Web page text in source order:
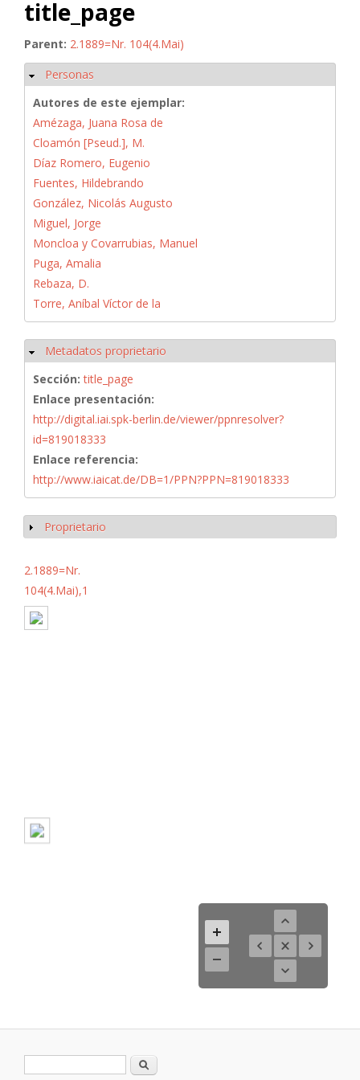
title_page
Parent: 2.1889=Nr. 104(4.Mai)
Ocultar
Personas
Autores de este ejemplar:
Amézaga, Juana Rosa de
Cloamón [Pseud.], M.
Díaz Romero, Eugenio
Fuentes, Hildebrando
González, Nicolás Augusto
Miguel, Jorge
Moncloa y Covarrubias, Manuel
Puga, Amalia
Rebaza, D.
Torre, Aníbal Víctor de la
Ocultar
Metadatos proprietario
Sección:title_page
Enlace presentación:
http://digital.iai.spk-berlin.de/viewer/ppnresolver?
id=819018333
Enlace referencia:
http://www.iaicat.de/DB=1/PPN?PPN=819018333
Mostrar
Proprietario
2.1889=Nr.
104(4.Mai),1
Formulario de búsqueda
Buscar